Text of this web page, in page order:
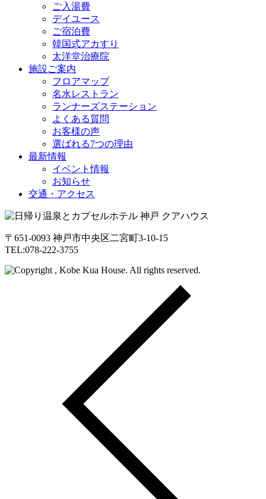
ご入湯費
デイユース
ご宿泊費
韓国式アカすり
太洋堂治療院
施設ご案内
フロアマップ
名水レストラン
ランナーズステーション
よくある質問
お客様の声
選ばれる7つの理由
最新情報
イベント情報
お知らせ
交通・アクセス
〒651-0093 神戸市中央区二宮町3-10-15
TEL:078-222-3755